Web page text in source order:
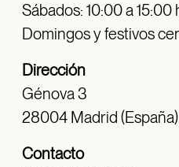
Sábados: 10:00 a 15:00
Domingos y festivos
Dirección
Génova 3
28004 Madrid (España)
Contacto